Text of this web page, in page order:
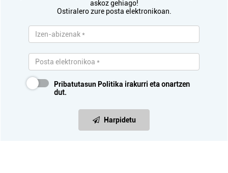
askoz gehiago!
Ostiralero zure posta elektronikoan.
Pribatutasun Politika irakurri eta onartzen
dut.
Harpidetu